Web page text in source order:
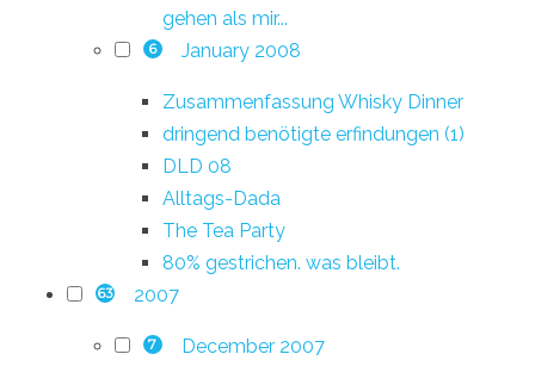
gehen als mir...
6 January 2008
Zusammenfassung Whisky Dinner
dringend benötigte erfindungen (1)
DLD 08
Alltags-Dada
The Tea Party
80% gestrichen. was bleibt.
63 2007
7 December 2007